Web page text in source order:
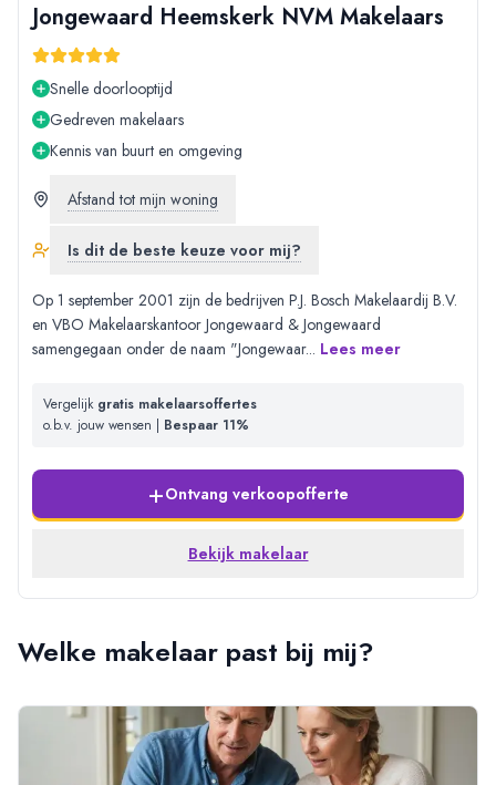
Jongewaard Heemskerk NVM Makelaars
Snelle doorlooptijd
Gedreven makelaars
Kennis van buurt en omgeving
Afstand tot mijn woning
Is dit de beste keuze voor mij?
Op 1 september 2001 zijn de bedrijven P.J. Bosch Makelaardij B.V.
en VBO Makelaarskantoor Jongewaard & Jongewaard
samengegaan onder de naam "Jongewaar... Lees meer
Vergelijk gratis makelaarsoffertes
o.b.v. jouw wensen | Bespaar 11%
+Ontvang verkoopofferte
Bekijk makelaar
Welke makelaar past bij mij?